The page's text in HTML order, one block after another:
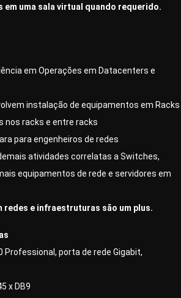
em uma sala virtual quando requerido.
em Operações em Datacenters e
instalação de equipamentos em Racks
nos racks e entre racks
para engenheiros de redes
atividades correlatas a Switches,
equipamentos de rede e servidores em
redes e infraestruturas são um plus.
Professional, porta de rede Gigabit,
x DB9